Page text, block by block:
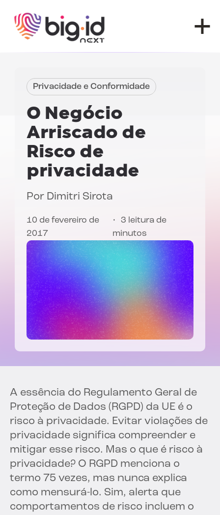
Privacidade e Conformidade
O Negócio
Arriscado de
Risco de
privacidade
Por Dimitri Sirota
10 de fevereiro de
2017
3 leitura de
minutos
A essência do Regulamento Geral de
Proteção de Dados (RGPD) da UE é o
risco à privacidade. Evitar violações de
privacidade significa compreender e
mitigar esse risco. Mas o que é risco à
privacidade? O RGPD menciona o
termo 75 vezes, mas nunca explica
como mensurá-lo. Sim, alerta que
comportamentos de risco incluem o